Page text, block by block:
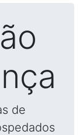
de